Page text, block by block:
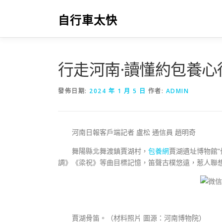
要
自行車太快
行走河南·讀懂約包養
發佈日期: 2024 年 1 月 5 日 作者: ADMIN
河南日報客戶端記者 盧松 通信員 趙明奇
舞陽縣北舞渡鎮賈湖村， 包養網賈湖遺址博物館
調》《梁祝》等曲目標記憶，笛聲古樸悠遠，惹人
賈湖骨笛。（材料照片 圖源：河南博物院）